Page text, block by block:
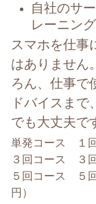
自社のサ
レーニン
スマホを仕事
はありません
ろん、仕事で
ドバイスま
でも大丈夫で
単発コース １
３回コース ３
５回コース ５
円）